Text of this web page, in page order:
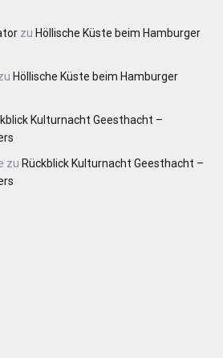
zu Höllische Küste beim Hamburger
Höllische Küste beim Hamburger
Kulturnacht Geesthacht –
zu Rückblick Kulturnacht Geesthacht –